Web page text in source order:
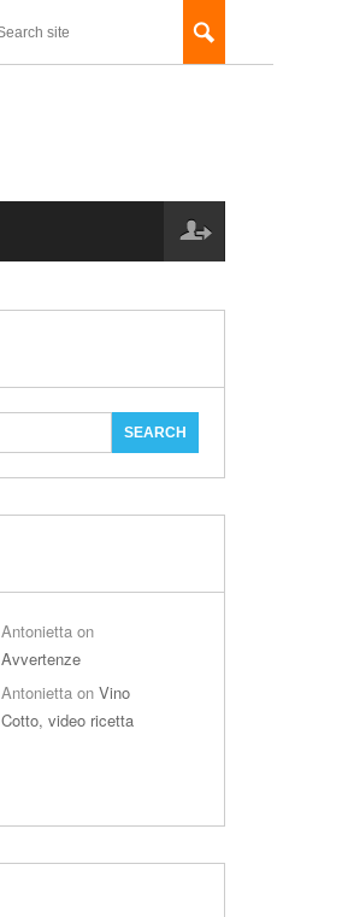
Antonietta on
Avvertenze
Antonietta onVino
Cotto, video ricetta